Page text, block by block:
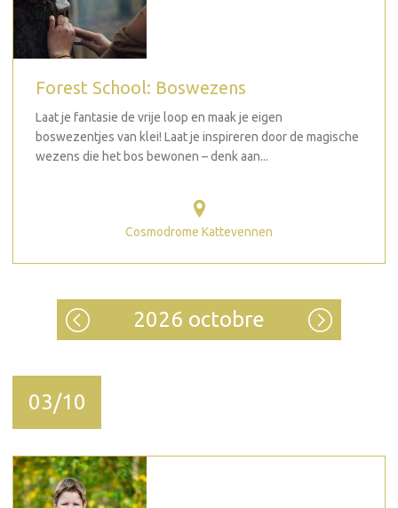
Forest School: Boswezens
Laat je fantasie de vrije loop en maak je eigen
boswezentjes van klei! Laat je inspireren door de magische
wezens die het bos bewonen – denk aan...
Cosmodrome Kattevennen
2026 octobre
03/10